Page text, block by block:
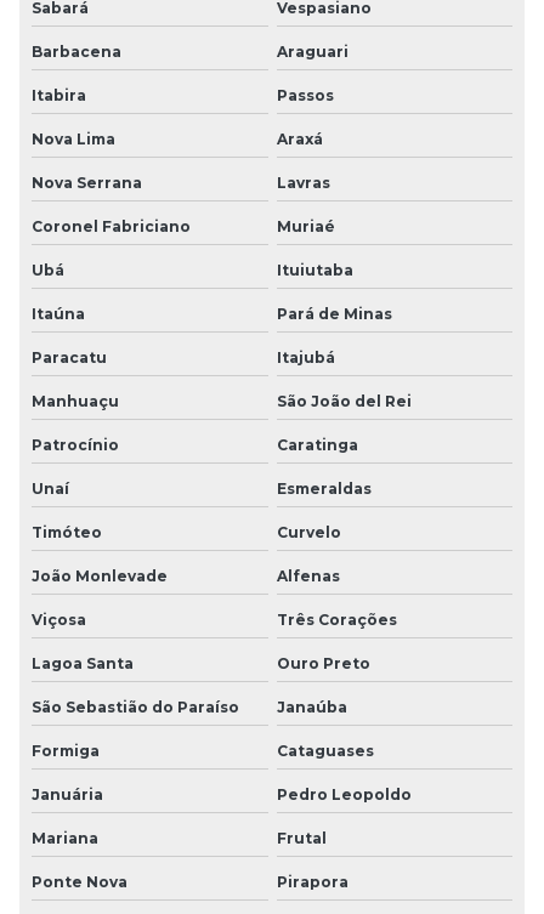
Sabará Vespasiano
Barbacena Araguari
Itabira Passos
Nova Lima Araxá
Nova Serrana Lavras
Coronel Fabriciano Muriaé
Ubá Ituiutaba
Itaúna Pará de Minas
Paracatu Itajubá
Manhuaçu São João del Rei
Patrocínio Caratinga
Unaí Esmeraldas
Timóteo Curvelo
João Monlevade Alfenas
Viçosa Três Corações
Lagoa Santa Ouro Preto
São Sebastião do Paraíso Janaúba
Formiga Cataguases
Januária Pedro Leopoldo
Mariana Frutal
Ponte Nova Pirapora